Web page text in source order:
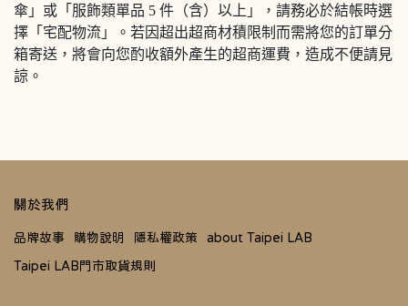
傘」或「服飾類單品 5 件（含）以上」，請務必於結帳時選
擇「宅配物流」。若因超出超商材積限制而需將您的訂單分
箱寄送，將會向您酌收額外產生的超商運費，造成不便請見
諒。
關於我們
品牌故事 購物說明 隱私權政策
about Taipei LAB
Taipei LAB門市取貨規則